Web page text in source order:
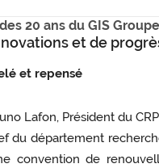
20 ans du GIS
et de
et repensé
Lafon, Président du
du département
convention de